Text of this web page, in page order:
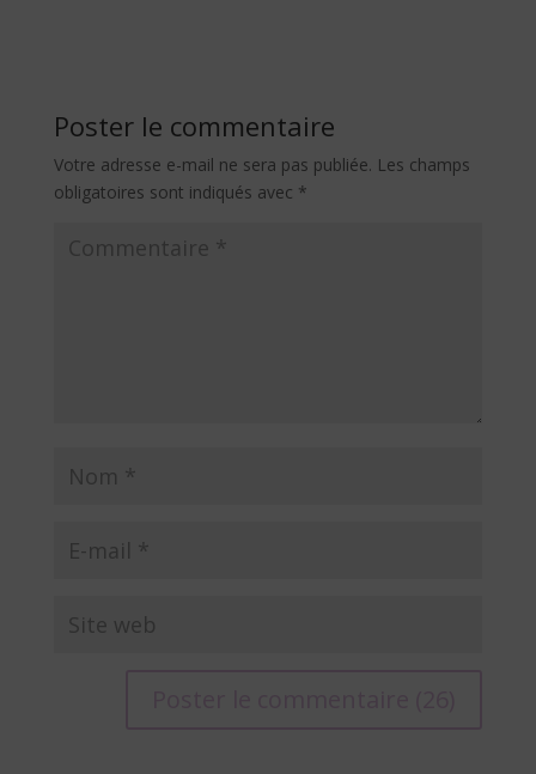
Poster le commentaire
Votre adresse e-mail ne sera pas publiée. Les champs
obligatoires sont indiqués avec *